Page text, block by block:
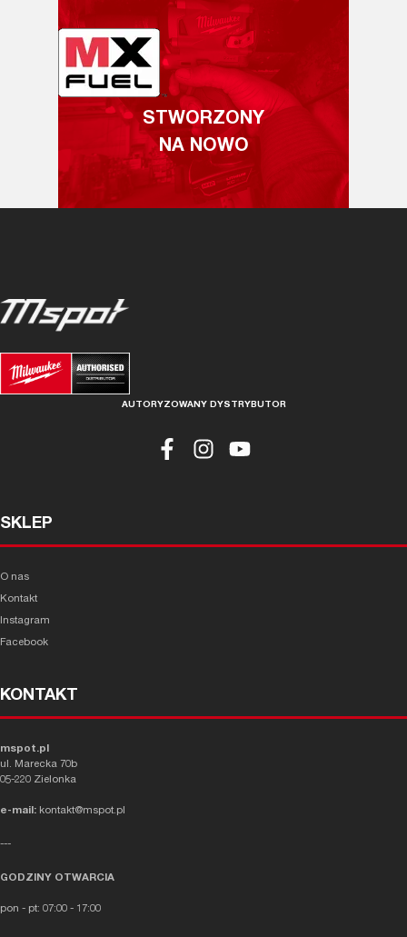
STWORZONY
NA NOWO
AUTORYZOWANY DYSTRYBUTOR
SKLEP
O nas
Kontakt
Instagram
Facebook
KONTAKT
mspot.pl
ul. Marecka 70b
05-220 Zielonka
e-mail: kontakt@mspot.pl
---
GODZINY OTWARCIA
pon - pt: 07:00 - 17:00